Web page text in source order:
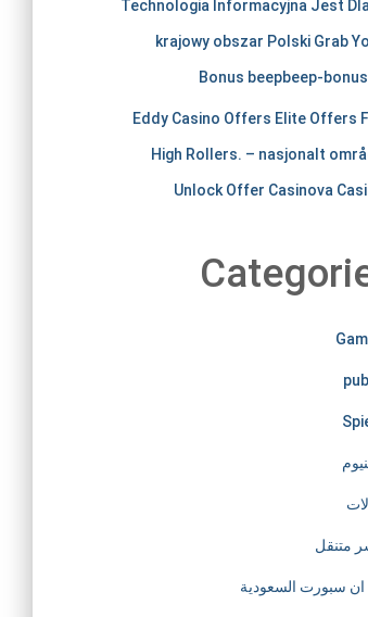
Technologia Informacyjna Jest
krajowy obszar Polski Grab
Bonus beepbeep-
Eddy Casino Offers Elite Offers
High Rollers. – nasjonalt
Unlock Offer Casinova
متنقل
ان سبورت السعودية